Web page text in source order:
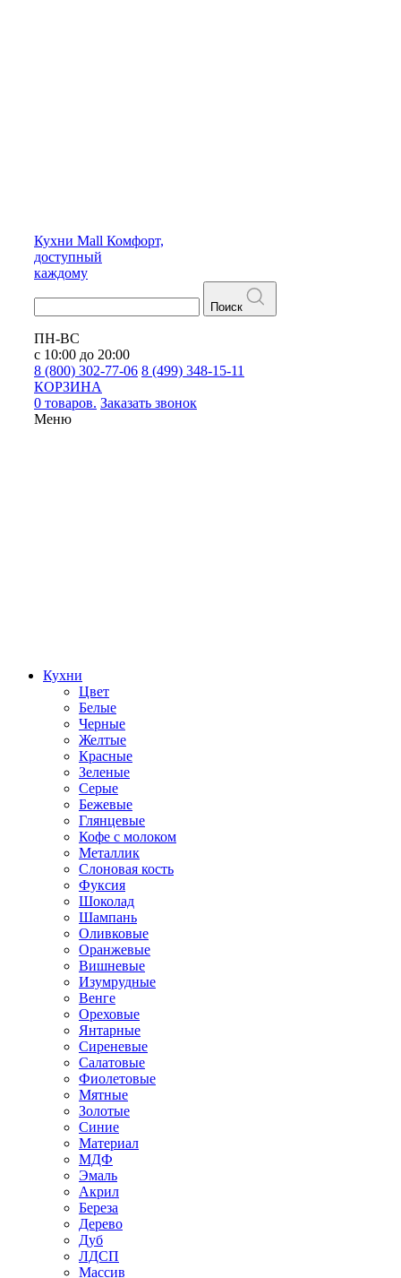
Кухни Mall Комфорт,
доступный
каждому
Поиск
ПН-ВС
с 10:00 до 20:00
8 (800) 302-77-06 8 (499) 348-15-11
КОРЗИНА
0 товаров. Заказать звонок
Меню
Кухни
Цвет
Белые
Черные
Желтые
Красные
Зеленые
Серые
Бежевые
Глянцевые
Кофе с молоком
Металлик
Слоновая кость
Фуксия
Шоколад
Шампань
Оливковые
Оранжевые
Вишневые
Изумрудные
Венге
Ореховые
Янтарные
Сиреневые
Салатовые
Фиолетовые
Мятные
Золотые
Синие
Материал
МДФ
Эмаль
Акрил
Береза
Дерево
Дуб
ЛДСП
Массив